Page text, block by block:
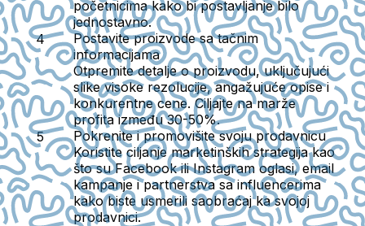
početnicima kako bi postavljanje bilo
jednostavno.
Postavite proizvode sa tačnim
informacijama
Otpremite detalje o proizvodu, uključujući
slike visoke rezolucije, angažujuće opise i
konkurentne cene. Ciljajte na marže
profita između 30-50%.
Pokrenite i promovišite svoju prodavnicu
Koristite ciljanje marketinških strategija kao
što su Facebook ili Instagram oglasi, email
kampanje i partnerstva sa influencerima
kako biste usmerili saobraćaj ka svojoj
prodavnici.